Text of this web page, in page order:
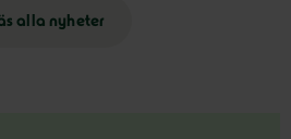
alla nyheter